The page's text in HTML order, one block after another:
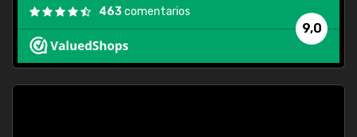
9,0
463comentarios